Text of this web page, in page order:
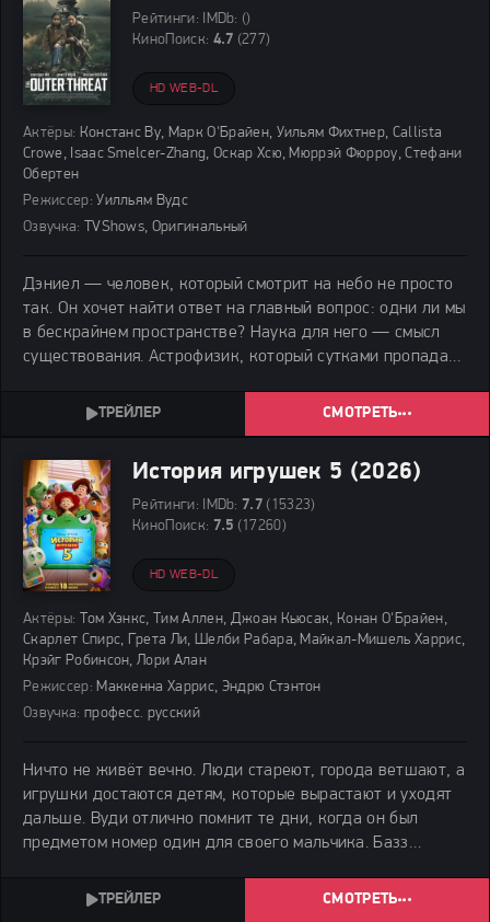
Рейтинги: IMDb: ()
КиноПоиск: 4.7 (277)
HD WEB-DL
Актёры: Констанс Ву, Марк О'Брайен, Уильям Фихтнер, Callista
Crowe, Isaac Smelcer-Zhang, Оскар Хсю, Мюррэй Фюрроу, Стефани
Обертен
Режиссер: Уилльям Вудс
Озвучка: TVShows, Оригинальный
Дэниел — человек, который смотрит на небо не просто
так. Он хочет найти ответ на главный вопрос: одни ли мы
в бескрайнем пространстве? Наука для него — смысл
существования. Астрофизик, который сутками пропадал
ребятишки.
СМОТРЕТЬ
История игрушек 5 (2026)
Рейтинги: IMDb: 7.7 (15323)
КиноПоиск: 7.5 (17260)
HD WEB-DL
Актёры: Том Хэнкс, Тим Аллен, Джоан Кьюсак, Конан О'Брайен,
Скарлет Спирс, Грета Ли, Шелби Рабара, Майкал-Мишель Харрис,
Крэйг Робинсон, Лори Алан
Режиссер: Маккенна Харрис, Эндрю Стэнтон
Озвучка: професс. русский
Ничто не живёт вечно. Люди стареют, города ветшают, а
игрушки достаются детям, которые вырастают и уходят
дальше. Вуди отлично помнит те дни, когда он был
предметом номер один для своего мальчика. Базз
помнит слишком много — такая уж она уродилась.
СМОТРЕТЬ